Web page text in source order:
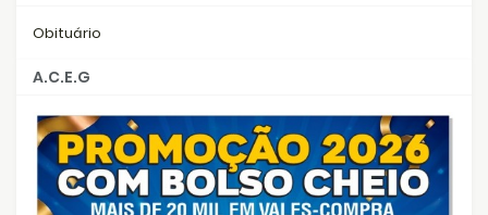
Obituário
A.C.E.G